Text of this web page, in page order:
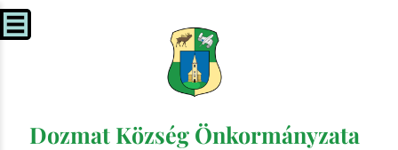
Dozmat Község Önkormányzata